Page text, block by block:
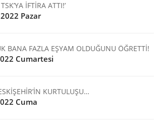
İFTİRA ATTI!’
Pazar
BANA FAZLA EŞYAM OLDUĞUNU ÖĞRETTİ!
Cumartesi
KURTULUŞU…
Cuma